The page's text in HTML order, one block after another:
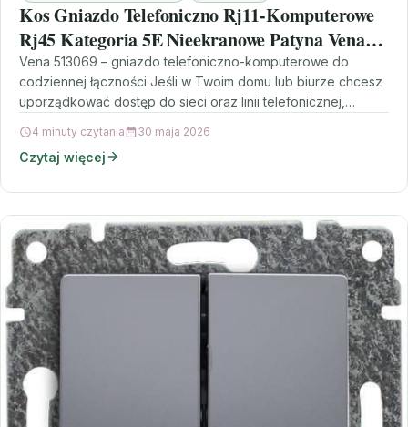
Kos Gniazdo Telefoniczno Rj11-Komputerowe
Rj45 Kategoria 5E Nieekranowe Patyna Vena
513069
Vena 513069 – gniazdo telefoniczno-komputerowe do
codziennej łączności Jeśli w Twoim domu lub biurze chcesz
uporządkować dostęp do sieci oraz linii telefonicznej,
4 minuty czytania 30 maja 2026
Czytaj więcej